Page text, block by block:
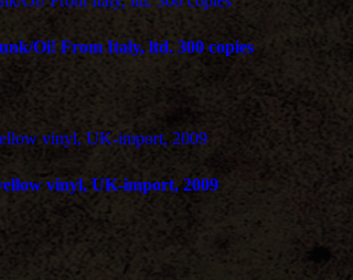
Oi! From Italy, ltd. 300 copies
vinyl, UK-import, 2009